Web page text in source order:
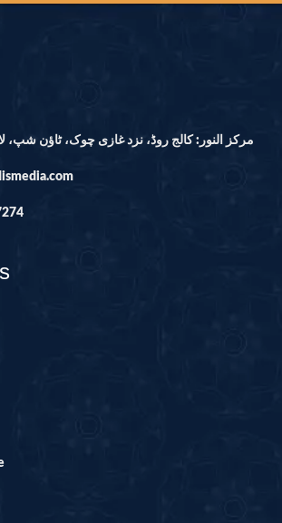
مرکز النور: کالج روڈ، نزد غازی چوک، ٹاؤن شپ،